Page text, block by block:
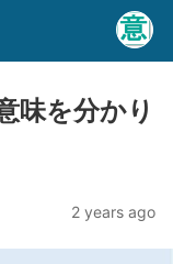
味を分かり
2 years ago